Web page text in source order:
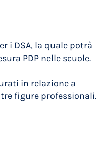
i DSA, la quale potrà
PDP nelle scuole.
in relazione a
figure professionali.